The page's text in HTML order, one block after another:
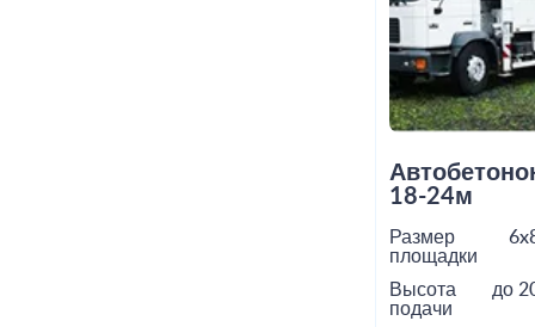
18-24м
Размер
площадки
Высота
подачи
до